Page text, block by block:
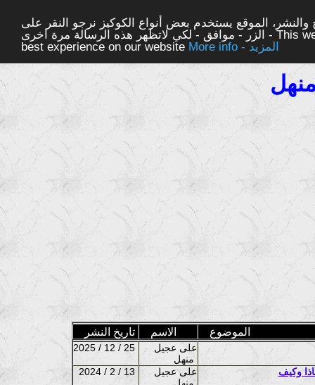
الموقع يستخدم بعض أنواع الكوكيز نرجو النقر على
الزر - موافق - لكي لاتظهر هذه الرسالة مرة اخرى - This website uses cookies to ensure you get the
best experience on our website
More info - المزيد
تاريخ النشر الاسم الموضوع
2025 / 12 / 25
على عجيل
2024 / 2 / 13
على عجيل
وكيف